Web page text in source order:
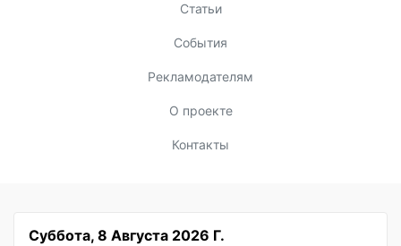
Статьи
События
Рекламодателям
О проекте
Контакты
Суббота, 8 Августа 2026 Г.